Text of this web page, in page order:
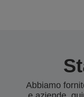
Abbiamo